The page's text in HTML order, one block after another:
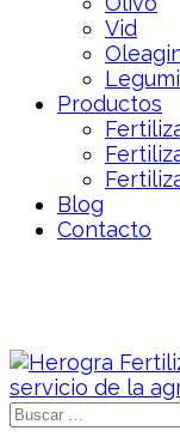
Vid
Productos
Blog
Contacto